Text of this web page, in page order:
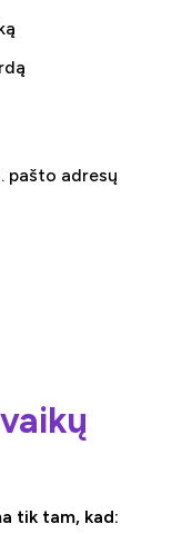
pašto adresų
tik tam, kad: